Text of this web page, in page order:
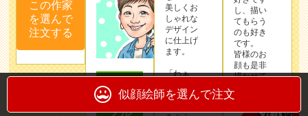
この作家
を選んで
注文する
作品
サン
プル
美しくお
しゃれな
デザイン
に仕上げ
ます。
「わぁ
感動して
し、描い
てもらう
のも好き
です。
皆様のお
顔も是非
描かせて
似顔絵師を選んで注文